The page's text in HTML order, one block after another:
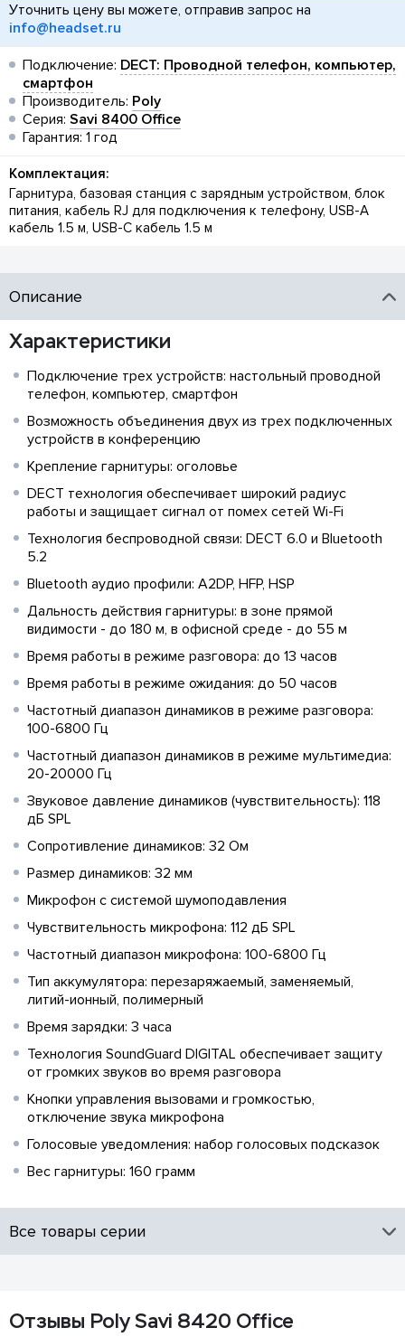
Уточнить цену вы можете, отправив запрос на
info@headset.ru
Подключение: DECT: Проводной телефон, компьютер,
смартфон
Производитель: Poly
Серия: Savi 8400 Office
Гарантия: 1 год
Комплектация:
Гарнитура, базовая станция с зарядным устройством, блок
питания, кабель RJ для подключения к телефону, USB-A
кабель 1.5 м, USB-C кабель 1.5 м
Описание
Характеристики
Подключение трех устройств: настольный проводной
телефон, компьютер, смартфон
Возможность объединения двух из трех подключенных
устройств в конференцию
Крепление гарнитуры: оголовье
DECT технология обеспечивает широкий радиус
работы и защищает сигнал от помех сетей Wi-Fi
Технология беспроводной связи: DECT 6.0 и Bluetooth
5.2
Bluetooth аудио профили: A2DP, HFP, HSP
Дальность действия гарнитуры: в зоне прямой
видимости - до 180 м, в офисной среде - до 55 м
Время работы в режиме разговора: до 13 часов
Время работы в режиме ожидания: до 50 часов
Частотный диапазон динамиков в режиме разговора:
100-6800 Гц
Частотный диапазон динамиков в режиме мультимедиа:
20-20000 Гц
Звуковое давление динамиков (чувствительность): 118
дБ SPL
Сопротивление динамиков: 32 Ом
Размер динамиков: 32 мм
Микрофон с системой шумоподавления
Чувствительность микрофона: 112 дБ SPL
Частотный диапазон микрофона: 100-6800 Гц
Тип аккумулятора: перезаряжаемый, заменяемый,
литий-ионный, полимерный
Время зарядки: 3 часа
Технология SoundGuard DIGITAL обеспечивает защиту
от громких звуков во время разговора
Кнопки управления вызовами и громкостью,
отключение звука микрофона
Голосовые уведомления: набор голосовых подсказок
Вес гарнитуры: 160 грамм
Все товары серии
Отзывы Poly Savi 8420 Office